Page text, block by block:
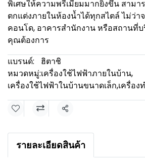
พิเศษให้ความพรีเมียมมากยิ่งขึ้น สามา
ตกแต่งภายในห้องน้ำได้ทุกสไตล์ ไม่ว่า
คอนโด, อาคารสำนักงาน หรือสถานที่
คุณต้องการ
แบรนด์:
ฮิตาชิ
หมวดหมู่:เครื่องใช้ไฟฟ้าภายในบ้าน,
เครื่องใช้ไฟฟ้าในบ้านขนาดเล็ก,เครื่อง
แชร์
รายละเอียดสินค้า